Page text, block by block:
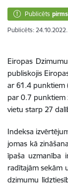
Publicēts
Publicēts: 24.10.2022.
Eiropas
publiskojis
ar 61.4 punktiem
par 0.7 punktiem
vietu starp 27
Indeksa
jomas kā
īpaša uzmanība
radītajām sekām
dzimumu